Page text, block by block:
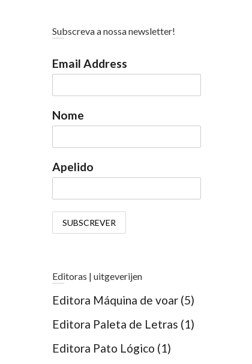
Subscreva a nossa newsletter!
Email Address
Nome
Apelido
Editoras | uitgeverijen
Editora Máquina de voar (5)
Editora Paleta de Letras (1)
Editora Pato Lógico (1)